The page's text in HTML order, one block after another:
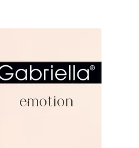
wariantów.
wybrać
na
stronie